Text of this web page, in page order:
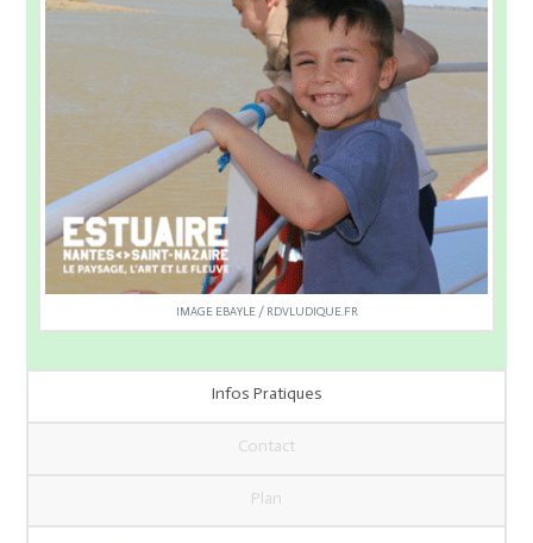
IMAGE EBAYLE / RDVLUDIQUE.FR
Infos Pratiques
Contact
Plan